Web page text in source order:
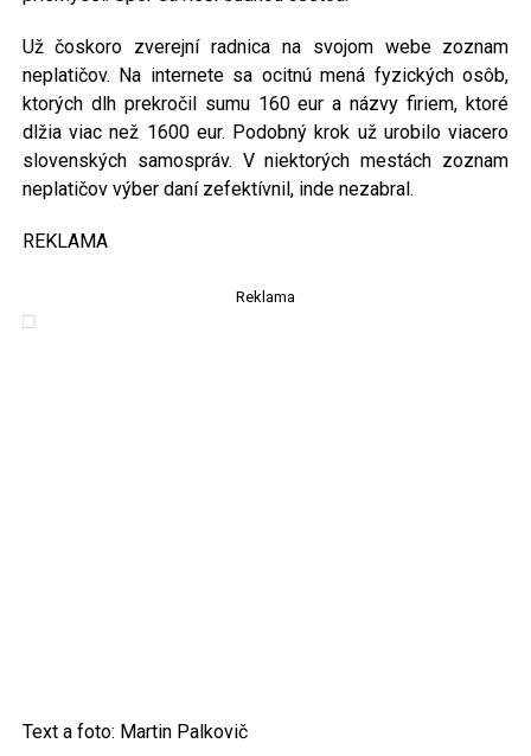
Už čoskoro zverejní radnica na svojom webe zoznam
neplatičov. Na internete sa ocitnú mená fyzických osôb,
ktorých dlh prekročil sumu 160 eur a názvy firiem, ktoré
dlžia viac než 1600 eur. Podobný krok už urobilo viacero
slovenských samospráv. V niektorých mestách zoznam
neplatičov výber daní zefektívnil, inde nezabral.
REKLAMA
Reklama
Text a foto: Martin Palkovič